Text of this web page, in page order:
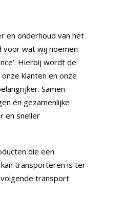
en onderhoud van het
voor wat wij noemen
Hierbij wordt de
klanten en onze
Samen
én gezamenlijke
en sneller
die een
transporteren is ter
transport